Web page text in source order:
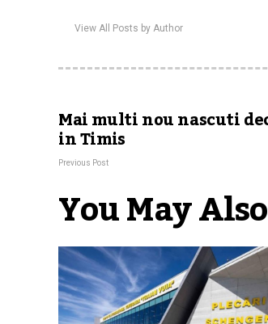
View All Posts by Author
Mai multi nou nascuti
in Timis
Previous Post
You May